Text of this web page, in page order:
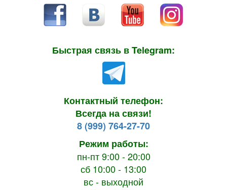
Быстрая связь в Telegram:
Контактный телефон:
Всегда на связи!
8 (999) 764-27-70
Режим работы:
пн-пт 9:00 - 20:00
сб 10:00 - 13:00
вс - выходной